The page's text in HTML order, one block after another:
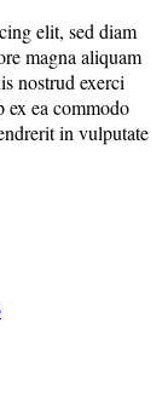
elit, sed diam
magna aliquam
nostrud exerci
ea commodo
in vulputate